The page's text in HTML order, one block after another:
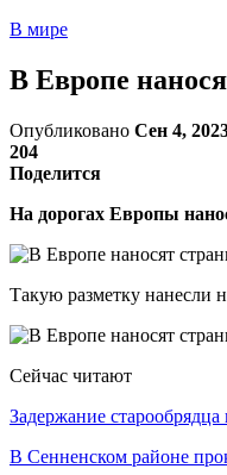
В мире
В Европе
Опубликовано Сен 4,
204
Поделится
На дорогах Европы
Такую разметку нанесли
Сейчас читают
Задержание
В Сенненском районе